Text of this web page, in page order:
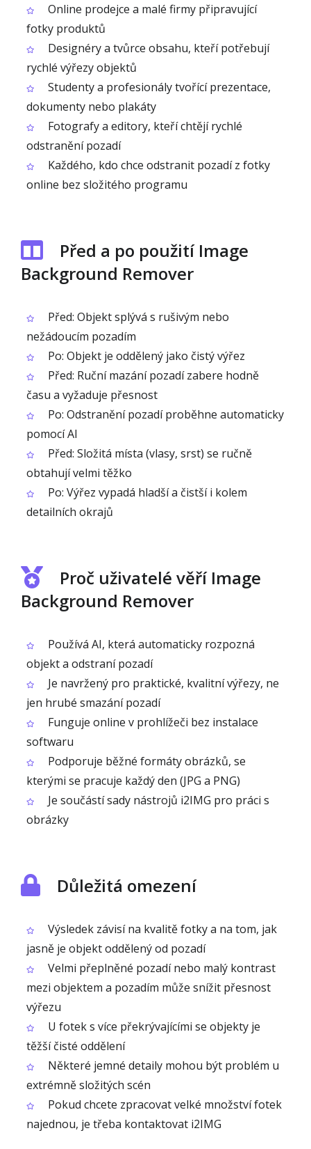
Online prodejce a malé firmy připravující
fotky produktů
Designéry a tvůrce obsahu, kteří potřebují
rychlé výřezy objektů
Studenty a profesionály tvořící prezentace,
dokumenty nebo plakáty
Fotografy a editory, kteří chtějí rychlé
odstranění pozadí
Každého, kdo chce odstranit pozadí z fotky
online bez složitého programu
Před a po použití Image
Background Remover
Před: Objekt splývá s rušivým nebo
nežádoucím pozadím
Po: Objekt je oddělený jako čistý výřez
Před: Ruční mazání pozadí zabere hodně
času a vyžaduje přesnost
Po: Odstranění pozadí proběhne automaticky
pomocí AI
Před: Složitá místa (vlasy, srst) se ručně
obtahují velmi těžko
Po: Výřez vypadá hladší a čistší i kolem
detailních okrajů
Proč uživatelé věří Image
Background Remover
Používá AI, která automaticky rozpozná
objekt a odstraní pozadí
Je navržený pro praktické, kvalitní výřezy, ne
jen hrubé smazání pozadí
Funguje online v prohlížeči bez instalace
softwaru
Podporuje běžné formáty obrázků, se
kterými se pracuje každý den (JPG a PNG)
Je součástí sady nástrojů i2IMG pro práci s
obrázky
Důležitá omezení
Výsledek závisí na kvalitě fotky a na tom, jak
jasně je objekt oddělený od pozadí
Velmi přeplněné pozadí nebo malý kontrast
mezi objektem a pozadím může snížit přesnost
výřezu
U fotek s více překrývajícími se objekty je
těžší čisté oddělení
Některé jemné detaily mohou být problém u
extrémně složitých scén
Pokud chcete zpracovat velké množství fotek
najednou, je třeba kontaktovat i2IMG